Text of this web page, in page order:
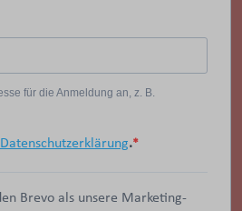
für die Anmeldung an, z. B.
Datenschutzerklärung.
Brevo als unsere Marketing-